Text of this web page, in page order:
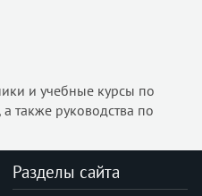
и учебные курсы по
также руководства по
Разделы сайта